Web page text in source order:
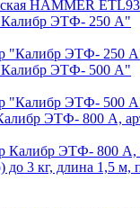
ЭТФ- 250 А"
ЭТФ- 500 А"
ЭТФ- 800 А,
до 3 кг, длина 1,5